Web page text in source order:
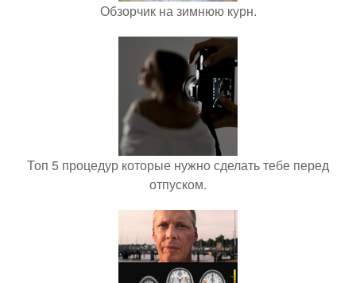
Обзорчик на зимнюю курн.
Топ 5 процедур которые нужно сделать тебе перед
отпуском.